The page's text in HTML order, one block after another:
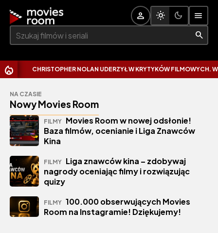
Szukaj:
CHRISTOPHER NOLAN UDERZYŁ W KRYTYKÓW FILMOWYCH.
NA CZASIE
Nowy Movies Room
FILMY Movies Room w nowej odsłonie!
Baza filmów, ocenianie i Liga Znawców
Kina
FILMY Liga znawców kina – zdobywaj
nagrody oceniając filmy i rozwiązując
quizy
FILMY 100.000 obserwujących Movies
Room na Instagramie! Dziękujemy!